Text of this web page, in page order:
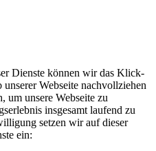
Dienste können wir das Klick-
Webseite nachvollziehen
um unsere Webseite zu
insgesamt laufend zu
setzen wir auf dieser
ein: